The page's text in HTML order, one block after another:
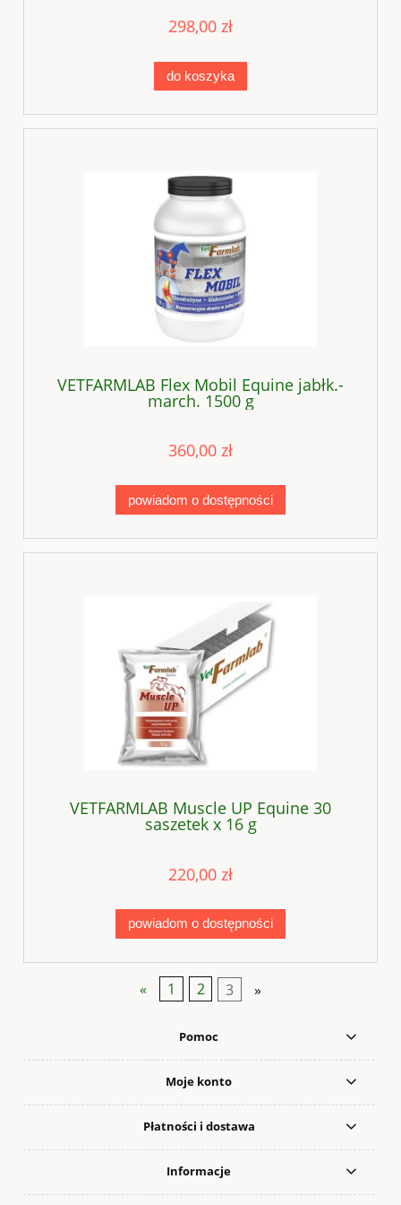
298,00 zł
do koszyka
VETFARMLAB Flex Mobil Equine jabłk.-
march. 1500 g
360,00 zł
powiadom o dostępności
VETFARMLAB Muscle UP Equine 30
saszetek x 16 g
220,00 zł
powiadom o dostępności
« 1 2 3 »
Pomoc
Moje konto
Płatności i dostawa
Informacje